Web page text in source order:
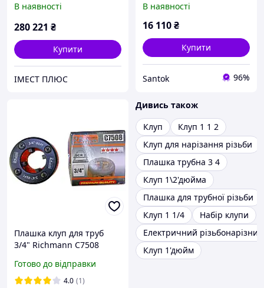
В наявності
280 221 ₴
Купити
ІМЕСТ ПЛЮС
BSPT R (7_0600)
В наявності
16 110₴
Купити
Santok 96%
Плашка клуп для труб
3/4" Richmann C7508
головка
Готово до відправки
4.0 (1)
Дивись також
Клуп
Клуп 1 1 2
Клуп для нарізання різьби
Плашка трубна 3 4
Клуп 1\2'дюйма
Плашка для трубної різьби
Клуп 1 1/4
Набір клупи
Електричний
Клуп 1'дюйм